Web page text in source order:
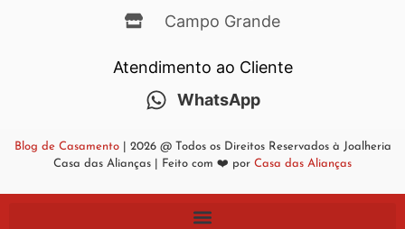
Campo Grande
Atendimento ao Cliente
WhatsApp
Blog de Casamento| 2026 @ Todos os Direitos Reservados à Joalheria
Casa das Alianças | Feito com ❤️ por Casa das Alianças